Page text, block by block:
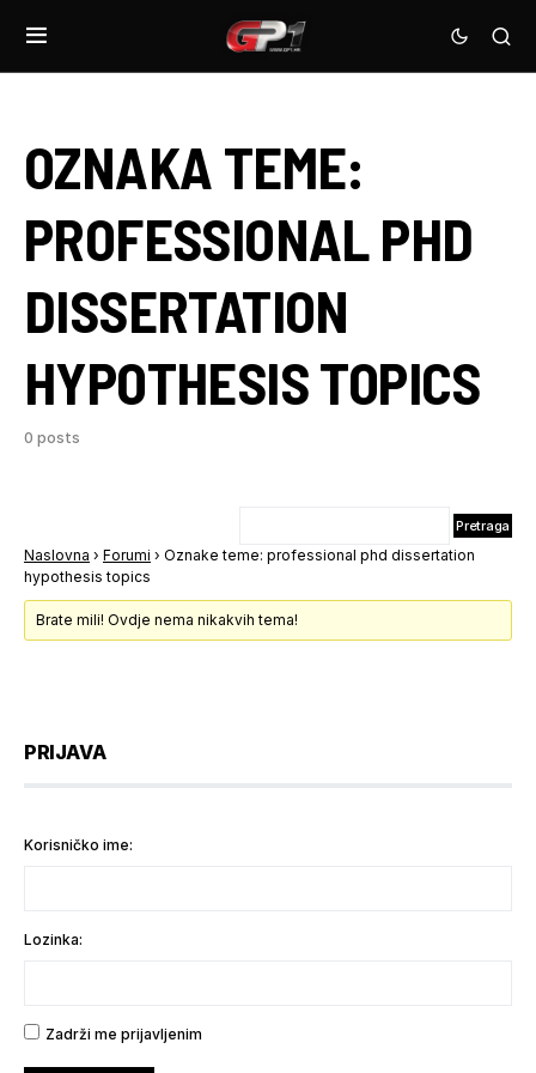
OZNAKA TEME:
PROFESSIONAL PHD
DISSERTATION
HYPOTHESIS TOPICS
0 posts
Naslovna › Forumi › Oznake teme: professional phd dissertation
hypothesis topics
Brate mili! Ovdje nema nikakvih tema!
PRIJAVA
Korisničko ime:
Lozinka:
Zadrži me prijavljenim